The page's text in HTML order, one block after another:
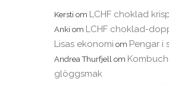
Kersti om LCHF choklad
Anki om LCHF choklad-
Lisas ekonomi om Pengar i
Andrea Thurfjell om
glöggsmak